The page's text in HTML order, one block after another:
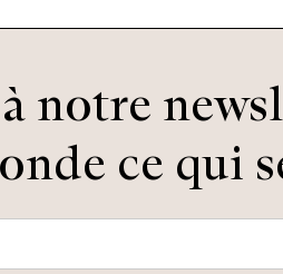
notre
ce qui